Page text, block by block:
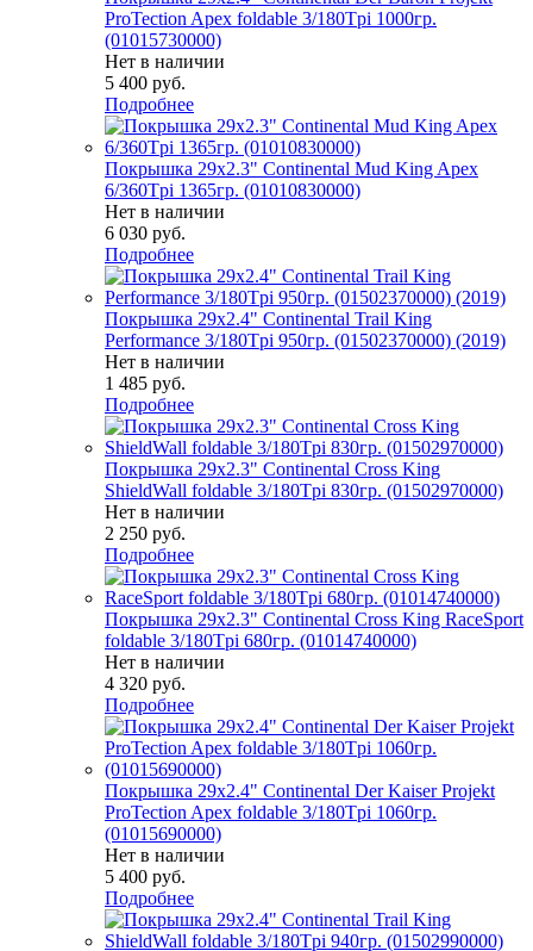
ProTection Apex foldable 3/180Tpi 1000гр.
(01015730000)
Нет в наличии
5 400 руб.
Подробнее
Покрышка 29x2.3" Continental Mud King Apex
6/360Tpi 1365гр. (01010830000)
Нет в наличии
6 030 руб.
Подробнее
Покрышка 29x2.4" Continental Trail King
Performance 3/180Tpi 950гр. (01502370000) (2019)
Нет в наличии
1 485 руб.
Подробнее
Покрышка 29x2.3" Continental Cross King
ShieldWall foldable 3/180Tpi 830гр. (01502970000)
Нет в наличии
2 250 руб.
Подробнее
Покрышка 29x2.3" Continental Cross King RaceSport
foldable 3/180Tpi 680гр. (01014740000)
Нет в наличии
4 320 руб.
Подробнее
Покрышка 29x2.4" Continental Der Kaiser Projekt
ProTection Apex foldable 3/180Tpi 1060гр.
(01015690000)
Нет в наличии
5 400 руб.
Подробнее